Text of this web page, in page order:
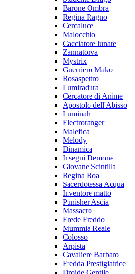
Barone Ombra
Regina Ragno
Cercaluce
Malocchio
Cacciatore lunare
Zannatorva
Mystrix
Guerriero Mako
Rosaspettro
Lumiradura
Cercatore di Anime
Apostolo dell'Abisso
Luminah
Electroranger
Malefica
Melody
Dinamica
Insegui Demone
Giovane Scintilla
Regina Boa
Sacerdotessa Acqua
Inventore matto
Punisher Ascia
Massacro
Erede Freddo
Mummia Reale
Colosso
Arpista
Cavaliere Barbaro
Fredda Prestigiatrice